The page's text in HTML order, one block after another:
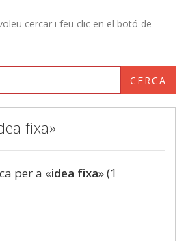
cercar i feu clic en el botó de
CERCA
fixa»
per a «idea fixa» (1